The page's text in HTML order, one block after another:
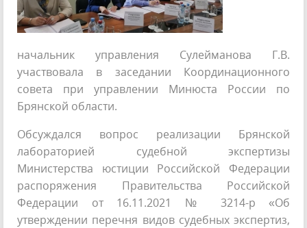
начальник управления Сулейманова Г.В.
участвовала в заседании Координационного
совета при управлении Минюста России по
Брянской области.
Обсуждался вопрос реализации Брянской
лабораторией судебной экспертизы
Министерства юстиции Российской Федерации
распоряжения Правительства Российской
Федерации от 16.11.2021 № 3214-р «Об
утверждении перечня видов судебных экспертиз,